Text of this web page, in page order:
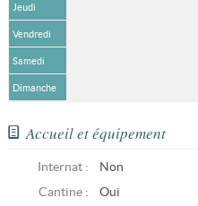
Jeudi
Vendredi
Samedi
Dimanche
Accueil et équipement
Internat :
Non
Cantine :
Oui